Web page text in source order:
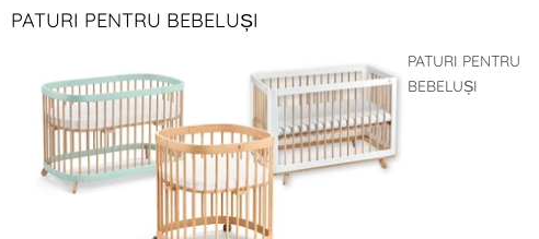
PATURI PENTRU BEBELUȘI
PATURI PENTRU
BEBELUȘI